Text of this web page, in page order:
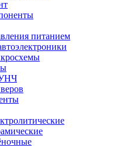
питанием